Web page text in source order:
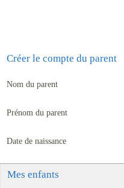
Créer le compte du parent
Nom du parent
Prénom du parent
Date de naissance
Mes enfants